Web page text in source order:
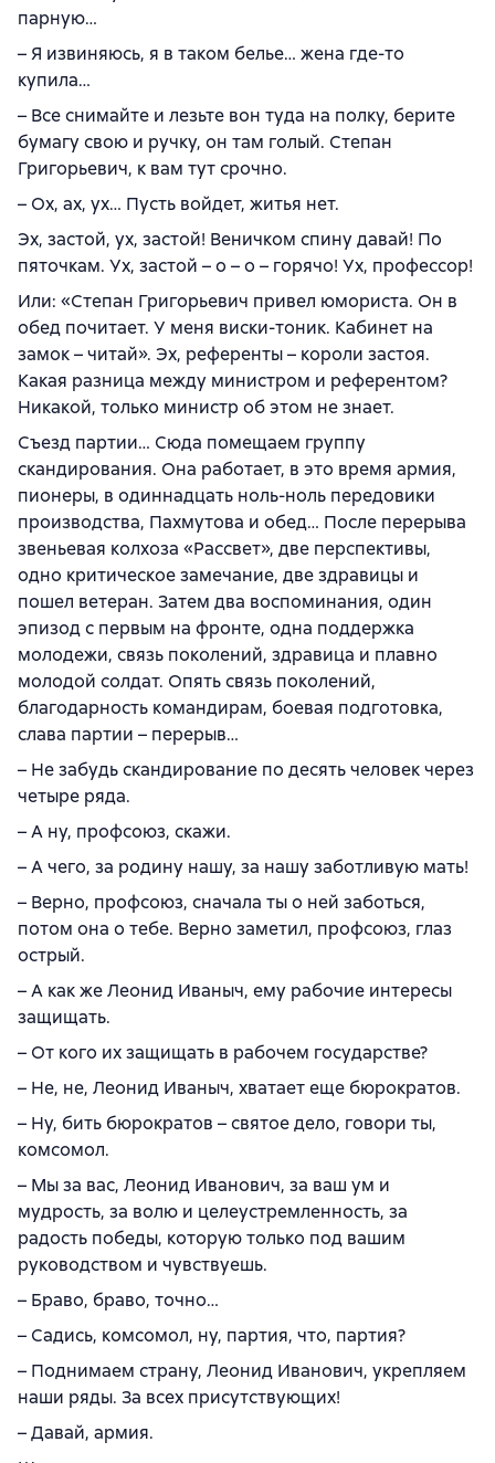
парную…
– Я извиняюсь, я в таком белье… жена где-то
купила…
– Все снимайте и лезьте вон туда на полку, берите
бумагу свою и ручку, он там голый. Степан
Григорьевич, к вам тут срочно.
– Ох, ах, ух… Пусть войдет, житья нет.
Эх, застой, ух, застой! Веничком спину давай! По
пяточкам. Ух, застой – о – о – горячо! Ух, профессор!
Или: «Степан Григорьевич привел юмориста. Он в
обед почитает. У меня виски-тоник. Кабинет на
замок – читай». Эх, референты – короли застоя.
Какая разница между министром и референтом?
Никакой, только министр об этом не знает.
Съезд партии… Сюда помещаем группу
скандирования. Она работает, в это время армия,
пионеры, в одиннадцать ноль-ноль передовики
производства, Пахмутова и обед… После перерыва
звеньевая колхоза «Рассвет», две перспективы,
одно критическое замечание, две здравицы и
пошел ветеран. Затем два воспоминания, один
эпизод с первым на фронте, одна поддержка
молодежи, связь поколений, здравица и плавно
молодой солдат. Опять связь поколений,
благодарность командирам, боевая подготовка,
слава партии – перерыв…
– Не забудь скандирование по десять человек через
четыре ряда.
– А ну, профсоюз, скажи.
– А чего, за родину нашу, за нашу заботливую мать!
– Верно, профсоюз, сначала ты о ней заботься,
потом она о тебе. Верно заметил, профсоюз, глаз
острый.
– А как же Леонид Иваныч, ему рабочие интересы
защищать.
– От кого их защищать в рабочем государстве?
– Не, не, Леонид Иваныч, хватает еще бюрократов.
– Ну, бить бюрократов – святое дело, говори ты,
комсомол.
– Мы за вас, Леонид Иванович, за ваш ум и
мудрость, за волю и целеустремленность, за
радость победы, которую только под вашим
руководством и чувствуешь.
– Браво, браво, точно…
– Садись, комсомол, ну, партия, что, партия?
– Поднимаем страну, Леонид Иванович, укрепляем
наши ряды. За всех присутствующих!
– Давай, армия.